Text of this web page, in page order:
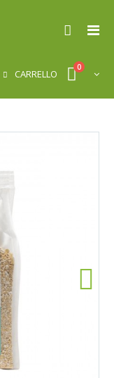
CARRELLO
0